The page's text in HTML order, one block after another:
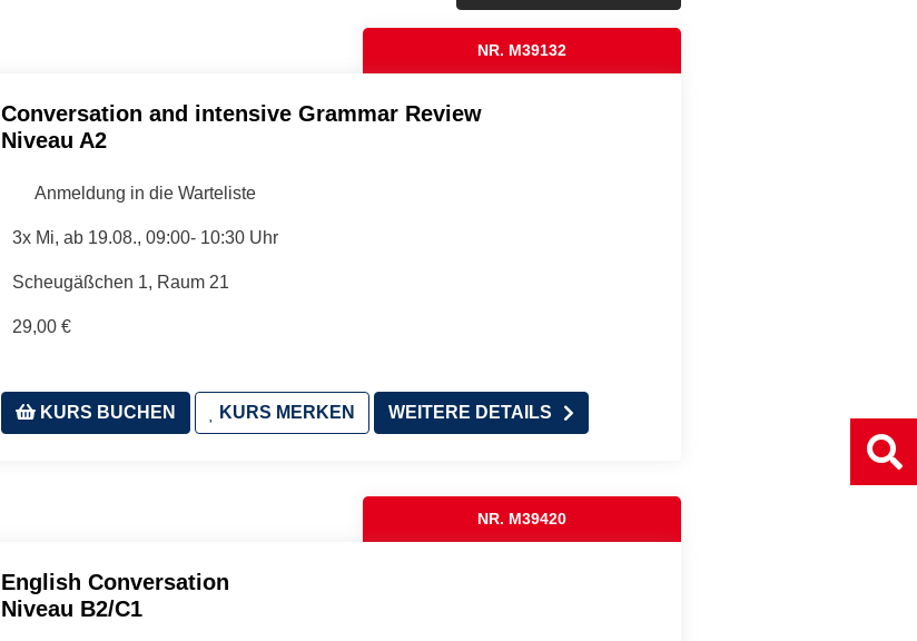
NR. M39132
Conversation and intensive Grammar Review
Niveau A2
Anmeldung in die Warteliste
3x Mi, ab 19.08., 09:00- 10:30 Uhr
Scheugäßchen 1, Raum 21
29,00 €
KURS BUCHEN KURS MERKEN WEITERE DETAILS
NR. M39420
English Conversation
Niveau B2/C1